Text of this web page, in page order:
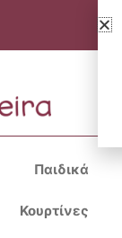
Παιδικά
Κουρτίνες